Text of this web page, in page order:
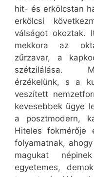
hit- és erkölcstan
erkölcsi
válságot okoztak.
mekkora az
zűrzavar, a
szétzilálása.
érzékelünk, s a
veszített
kevesebbek ügye
a posztmodern,
Hiteles fokmérője
folyamatnak,
magukat
egyetemes,